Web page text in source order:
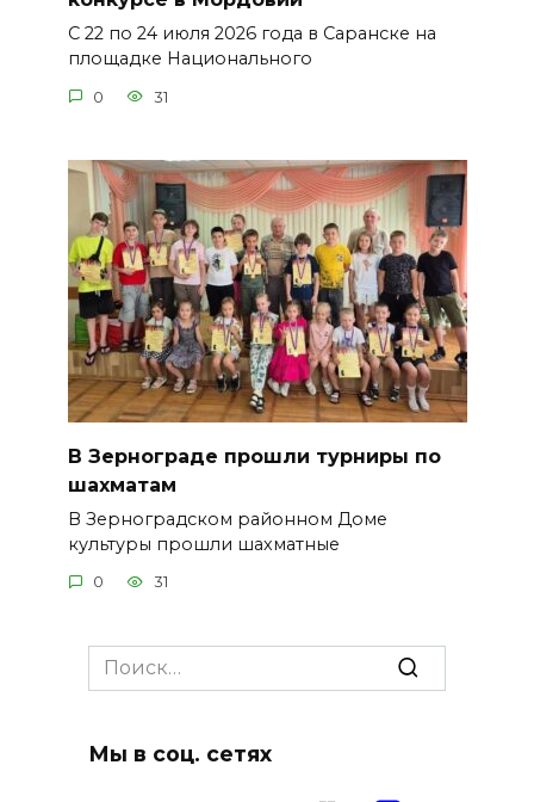
С 22 по 24 июля 2026 года в Саранске на
площадке Национального
0 31
В Зернограде прошли турниры по
шахматам
В Зерноградском районном Доме
культуры прошли шахматные
0 31
Search
for:
Мы в соц. сетях